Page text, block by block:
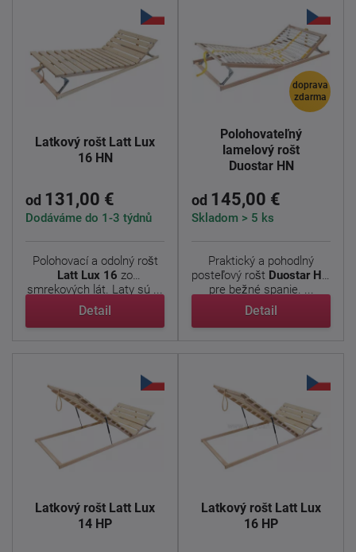
Latkový rošt Latt Lux
16 HN
od 131,00 €
Dodáváme do 1-3 týdnů
Polohovací a odolný rošt
Latt Lux 16 zo
smrekových lát. Laty sú ...
Detail
doprava
zdarma
Polohovateľný
lamelový rošt
Duostar HN
od 145,00 €
Skladom > 5 ks
Praktický a pohodlný
posteľový rošt Duostar HN
pre bežné spanie. ...
Detail
Latkový rošt Latt Lux
14 HP
Latkový rošt Latt Lux
16 HP